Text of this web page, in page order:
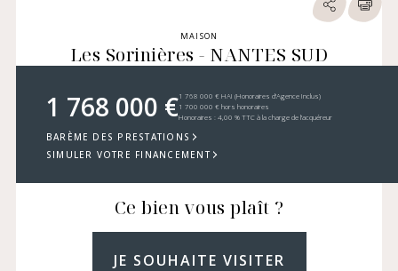
MAISON
Les Sorinières - NANTES SUD
1 768 000 €1 768 000 € HAI (Honoraires d’Agence Inclus)
1 700 000 € hors honoraires
Honoraires : 4,00 % TTC à la charge de l’acquéreur
BARÈME DES PRESTATIONS
SIMULER VOTRE FINANCEMENT
Ce bien vous plaît ?
JE SOUHAITE VISITER